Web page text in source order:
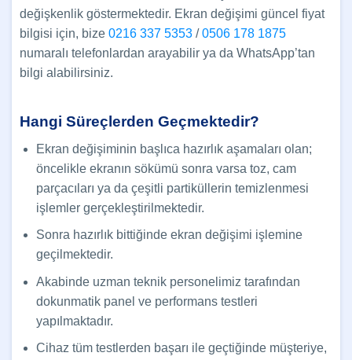
değişkenlik göstermektedir. Ekran değişimi güncel fiyat
bilgisi için, bize 0216 337 5353 /0506 178 1875
numaralı telefonlardan arayabilir ya da WhatsApp’tan
bilgi alabilirsiniz.
Hangi Süreçlerden Geçmektedir?
Ekran değişiminin başlıca hazırlık aşamaları olan;
öncelikle ekranın sökümü sonra varsa toz, cam
parçacıları ya da çeşitli partiküllerin temizlenmesi
işlemler gerçekleştirilmektedir.
Sonra hazırlık bittiğinde ekran değişimi işlemine
geçilmektedir.
Akabinde uzman teknik personelimiz tarafından
dokunmatik panel ve performans testleri
yapılmaktadır.
Cihaz tüm testlerden başarı ile geçtiğinde müşteriye,